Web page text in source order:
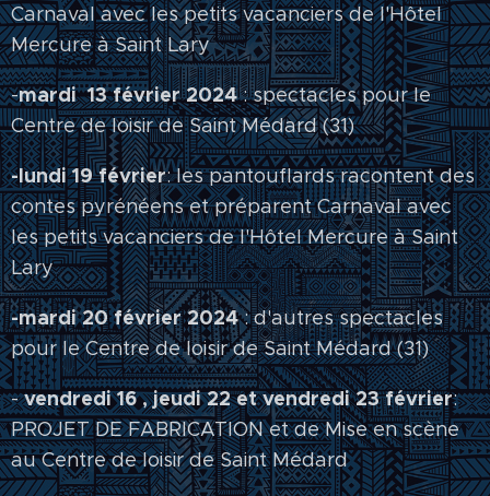
Carnaval avec les petits vacanciers de l'Hôtel
Mercure à Saint Lary
-mardi 13 février 2024: spectacles pour le
Centre de loisir de Saint Médard (31)
-lundi 19 février: les pantouflards racontent des
contes pyrénéens et préparent Carnaval avec
les petits vacanciers de l'Hôtel Mercure à Saint
Lary
-mardi 20 février 2024: d'autres spectacles
pour le Centre de loisir de Saint Médard (31)
-vendredi 16 , jeudi 22 et vendredi 23 février:
PROJET DE FABRICATION et de Mise en scène
au Centre de loisir de Saint Médard